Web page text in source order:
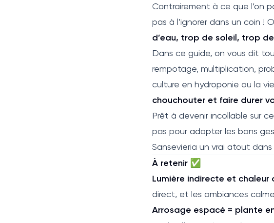
Contrairement à ce que l’on
pas à l’ignorer dans un coin !
d’eau, trop de soleil, trop
Dans ce guide, on vous dit
rempotage, multiplication,
culture en hydroponie ou la
chouchouter et faire durer
Prêt à devenir incollable sur
pas pour adopter les bons
Sansevieria un vrai atout
À retenir ✅
Lumière indirecte et chaleur
direct, et les ambiances
Arrosage espacé = plante